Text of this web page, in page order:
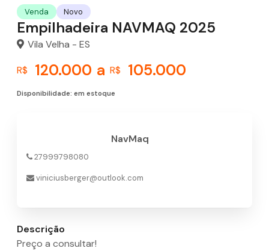
Venda Novo
Empilhadeira NAVMAQ 2025
Vila Velha - ES
R$ 120.000 a R$ 105.000
Disponibilidade: em estoque
NavMaq
27999798080
viniciusberger@outlook.com
Descrição
Preço a consultar!